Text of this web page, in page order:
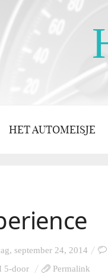
HET AUTOMEISJE
september 24, 2014
5-door Permalink